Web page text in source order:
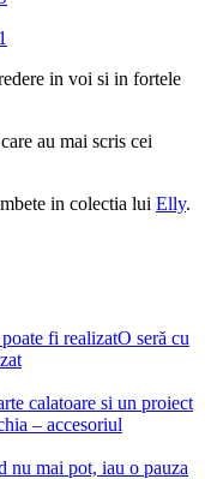
in voi si in fortele
au mai scris cei
in colectia lui Elly.
O seră cu
calatoare si un proiect
– accesoriul
nu mai pot, iau o pauza